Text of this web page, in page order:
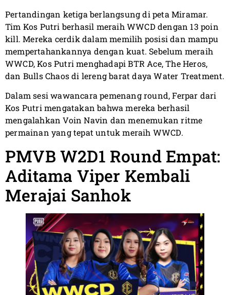
Pertandingan ketiga berlangsung di peta Miramar.
Tim Kos Putri berhasil meraih WWCD dengan 13 poin
kill. Mereka cerdik dalam memilih posisi dan mampu
mempertahankannya dengan kuat. Sebelum meraih
WWCD, Kos Putri menghadapi BTR Ace, The Heros,
dan Bulls Chaos di lereng barat daya Water Treatment.
Dalam sesi wawancara pemenang round, Ferpar dari
Kos Putri mengatakan bahwa mereka berhasil
mengalahkan Voin Navin dan menemukan ritme
permainan yang tepat untuk meraih WWCD.
PMVB W2D1 Round Empat:
Aditama Viper Kembali
Merajai Sanhok